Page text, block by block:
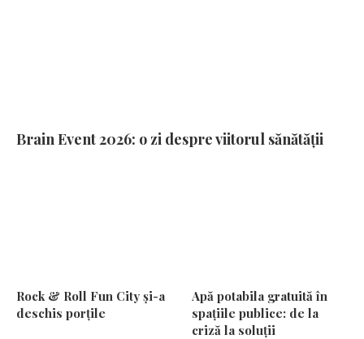
Brain Event 2026: o zi despre viitorul sănătății
Rock & Roll Fun City și-a
deschis porțile
Apă potabila gratuită în
spațiile publice: de la
criză la soluții